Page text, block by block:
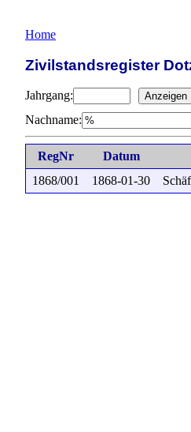
Home
Zivilstandsregister
Jahrgang: Anzeigen
Nachname:
RegNr Datum
1868/001
1868-01-30